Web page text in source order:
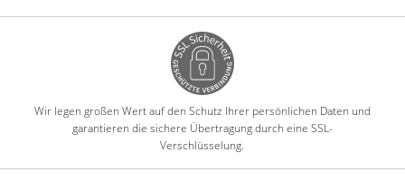
Wir legen großen Wert auf den Schutz Ihrer persönlichen Daten und
garantieren die sichere Übertragung durch eine SSL-
Verschlüsselung.